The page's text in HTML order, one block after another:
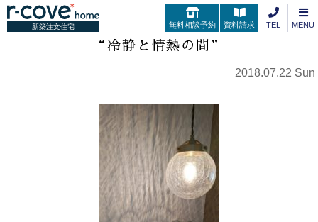
新築注文住宅 無料相談予約 資料請求 TEL MENU
“冷静と情熱の間”
2018.07.22 Sun